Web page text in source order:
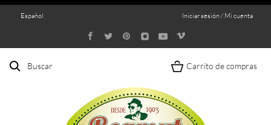
Iniciar sesión / Mi cuenta
Español
Buscar Carrito de compras